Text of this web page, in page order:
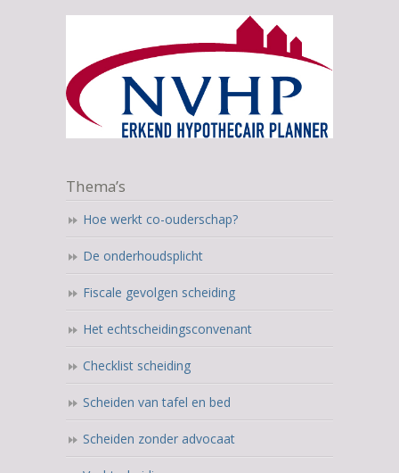
Thema’s
Hoe werkt co-ouderschap?
De onderhoudsplicht
Fiscale gevolgen scheiding
Het echtscheidingsconvenant
Checklist scheiding
Scheiden van tafel en bed
Scheiden zonder advocaat